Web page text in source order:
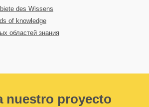
des Wissens
of knowledge
областей знания
nuestro proyecto